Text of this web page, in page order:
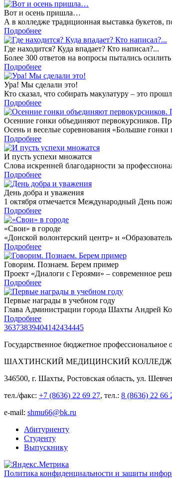
Вот и осень пришла…
А в колледже традиционная выставка букетов,
Подробнее
Где находится? Куда впадает? Кто написал?...
Более 300 ответов на вопросы пытались
Подробнее
Ура! Мы сделали это!
Кто сказал, что собирать макулатуру – это
Подробнее
Осенние гонки объединяют первокурсников.
Осень и веселые соревнования «Большие
Подробнее
И пусть успехи множатся
Слова искренней благодарности за
Подробнее
День добра и уважения
1 октября отмечается Международный День
Подробнее
«Свои» в городе
«Донской волонтерский центр» и
Подробнее
Говорим. Познаем. Берем пример
Проект «Диалоги с Героями» – современное
Подробнее
Первые награды в учебном году
Глава Администрации города Шахты Андрей
Подробнее
36373839404142434445
Государственное бюджетное профессиональное
ШАХТИНСКИЙ МЕДИЦИНСКИЙ КОЛЛЕДЖ
346500, г. Шахты, Ростовская область, ул.
тел./факс: +7 (8636) 22 69 27, тел.: 8 (8636) 22 66
e-mail: shmu66@bk.ru
Абитуриенту
Студенту
Выпускнику
Политика конфиденциальности и защиты